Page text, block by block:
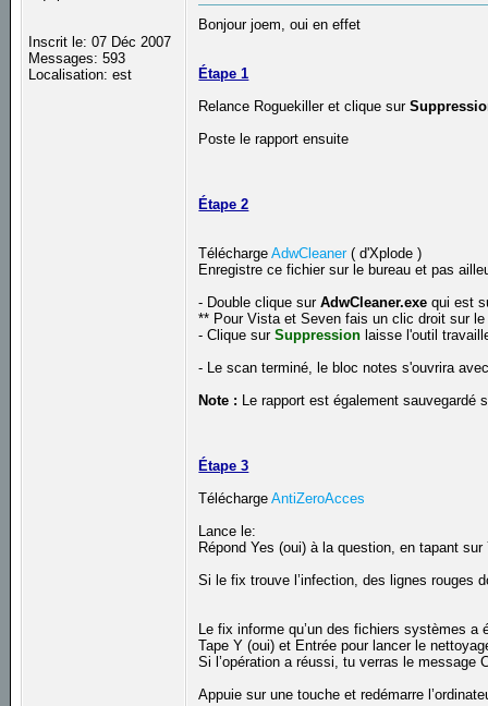
Inscrit le: 07 Déc 2007
Messages: 593
Localisation: est
Bonjour joem, oui en effet
Étape 1
Relance Roguekiller et clique sur
Poste le rapport ensuite
Étape 2
TéléchargeAdwCleaner( d'Xplode )
Enregistre ce fichier sur le bureau et pas
- Double clique surAdwCleaner.exequi est
** Pour Vista et Seven fais un clic droit sur
- Clique surSuppression laisse l'outil
- Le scan terminé, le bloc notes s'ouvrira
Note : Le rapport est également sauvegardé
Étape 3
TéléchargeAntiZeroAcces
Lance le:
Répond Yes (oui) à la question, en tapant
Si le fix trouve l’infection, des lignes rouges
Le fix informe qu’un des fichiers systèmes a
Tape Y (oui) et Entrée pour lancer le
Si l’opération a réussi, tu verras le message
Appuie sur une touche et redémarre